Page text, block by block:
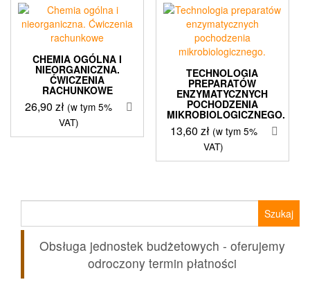
CHEMIA OGÓLNA I
NIEORGANICZNA.
ĆWICZENIA
RACHUNKOWE
26,90zł (w tym 5%
VAT)
TECHNOLOGIA
PREPARATÓW
ENZYMATYCZNYCH
POCHODZENIA
MIKROBIOLOGICZNEGO.
13,60 zł (w tym 5%
VAT)
Obsługa jednostek budżetowych - oferujemy
odroczony termin płatności